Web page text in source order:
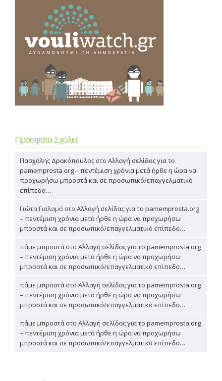
Πρόσφατα Σχόλια
Πασχάλης Δρακόπουλος στο Αλλαγή σελίδας για το
pamemprosta.org – πεντέμιση χρόνια μετά ήρθε η ώρα να
προχωρήσω μπροστά και σε προσωπικό/επαγγελματικό
επίπεδο…
Γιώτα Γιαλαμά στο Αλλαγή σελίδας για το pamemprosta.org
– πεντέμιση χρόνια μετά ήρθε η ώρα να προχωρήσω
μπροστά και σε προσωπικό/επαγγελματικό επίπεδο…
πάμε μπροστά στο Αλλαγή σελίδας για το pamemprosta.org
– πεντέμιση χρόνια μετά ήρθε η ώρα να προχωρήσω
μπροστά και σε προσωπικό/επαγγελματικό επίπεδο…
πάμε μπροστά στο Αλλαγή σελίδας για το pamemprosta.org
– πεντέμιση χρόνια μετά ήρθε η ώρα να προχωρήσω
μπροστά και σε προσωπικό/επαγγελματικό επίπεδο…
πάμε μπροστά στο Αλλαγή σελίδας για το pamemprosta.org
– πεντέμιση χρόνια μετά ήρθε η ώρα να προχωρήσω
μπροστά και σε προσωπικό/επαγγελματικό επίπεδο…